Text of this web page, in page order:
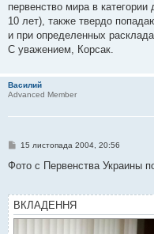
первенство мира в
10 лет), также твердо
и при определенных
С уважением, Корсак.
Василий
Advanced Member
П
в
м
л
е
15 листопада 2004, 20:56
Фото с Первенства Украины
ВКЛАДЕННЯ